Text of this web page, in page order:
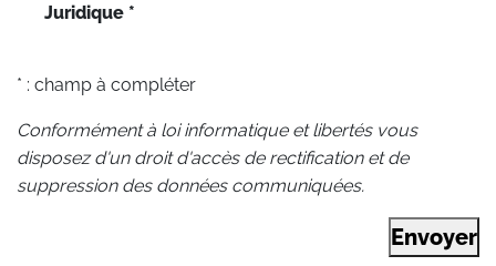
Juridique *
* : champ à compléter
Conformément à loi informatique et libertés vous
disposez d'un droit d'accès de rectification et de
suppression des données communiquées.
Envoyer